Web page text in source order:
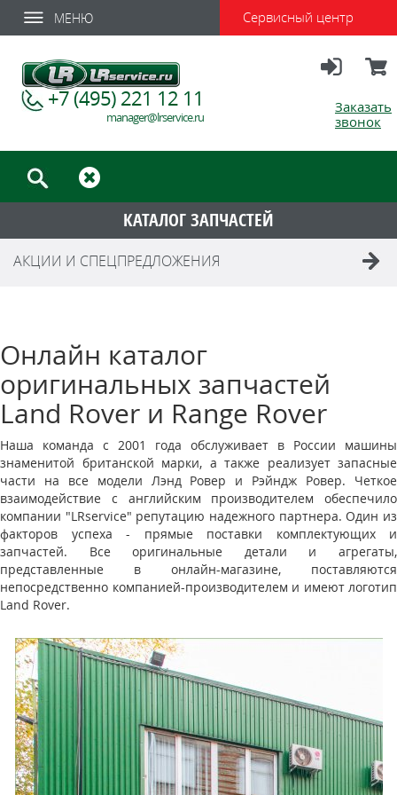
МЕНЮ Сервисный центр
Заказать
звонок
+7 (495) 221 12 11
manager@lrservice.ru
КАТАЛОГ ЗАПЧАСТЕЙ
АКЦИИ И СПЕЦПРЕДЛОЖЕНИЯ
Онлайн каталог
оригинальных запчастей
Land Rover и Range Rover
Наша команда с 2001 года обслуживает в России машины
знаменитой британской марки, а также реализует запасные
части на все модели Лэнд Ровер и Рэйндж Ровер. Четкое
взаимодействие с английским производителем обеспечило
компании "LRservice" репутацию надежного партнера. Один из
факторов успеха - прямые поставки комплектующих и
запчастей. Все оригинальные детали и агрегаты,
представленные в онлайн-магазине, поставляются
непосредственно компанией-производителем и имеют логотип
Land Rover.